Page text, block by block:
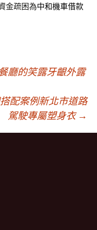
金疏困為中和機車借款
廳的笑露牙齦外露
配案例新北市道路
駕駛專屬塑身衣 →